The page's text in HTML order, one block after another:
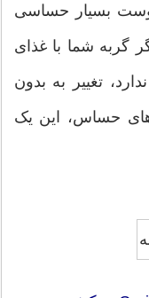
پوست بسیار حساسی
گربه شما با غذای
تغییر به بدون
حساس، این یک